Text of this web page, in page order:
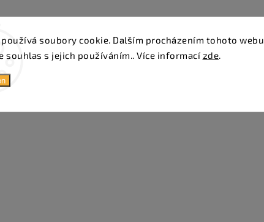
soubory cookie. Dalším procházením tohoto webu
souhlas s jejich používáním.. Více informací zde